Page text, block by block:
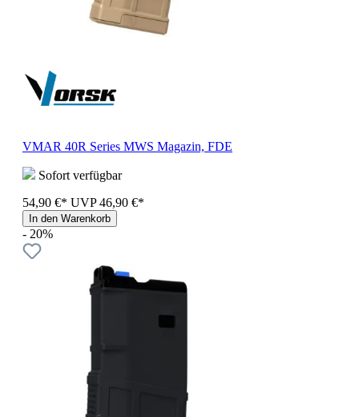
VMAR 40R Series MWS Magazin, FDE
Sofort verfügbar
54,90 €* UVP 46,90 €*
In den Warenkorb
- 20%